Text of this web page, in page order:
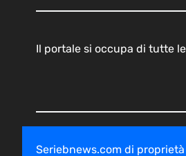
Il portale si occupa di tutte
Seriebnews.com di proprietà